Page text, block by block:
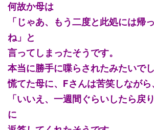
何故か母は
「じゃあ、もう二度と此処には帰
ね」と
言ってしまったそうです。
本当に勝手に喋らされたみたいでし
慌てた母に、Fさんは苦笑しながら
「いいえ、一週間ぐらいしたら戻
に